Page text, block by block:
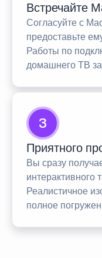
Встречайте
Согласуйте с
предоставьте
Работы по
домашнего ТВ
3
Приятного
Вы сразу
интерактивного
Реалистичное
полное